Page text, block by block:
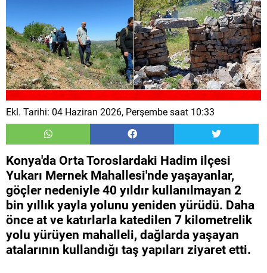
Ekl. Tarihi: 04 Haziran 2026, Perşembe saat 10:33
Konya'da Orta Toroslardaki Hadim ilçesi
Yukarı Mernek Mahallesi'nde yaşayanlar,
göçler nedeniyle 40 yıldır kullanılmayan 2
bin yıllık yayla yolunu yeniden yürüdü. Daha
önce at ve katırlarla katedilen 7 kilometrelik
yolu yürüyen mahalleli, dağlarda yaşayan
atalarının kullandığı taş yapıları ziyaret etti.